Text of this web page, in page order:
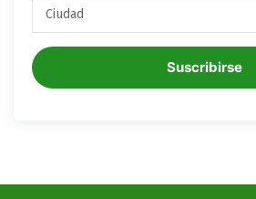
Suscribirse